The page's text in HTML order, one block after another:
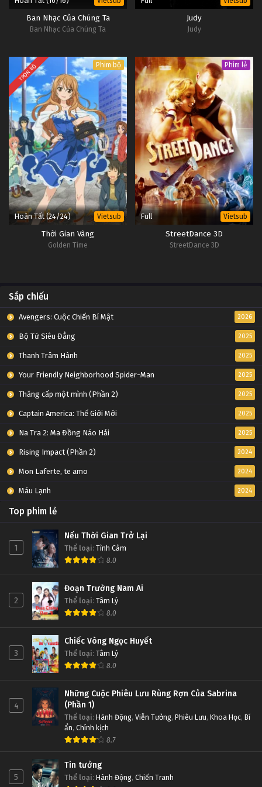
Ban Nhạc Của Chúng Ta
Ban Nhạc Của Chúng Ta
Judy
Judy
TRỌN BỘ Phim bộ
Hoàn Tất (24/24) Vietsub
Thời Gian Vàng
Golden Time
Phim lẻ
Full Vietsub
StreetDance 3D
StreetDance 3D
Sắp chiếu
Avengers: Cuộc Chiến Bí Mật 2026
Bộ Tứ Siêu Đẳng 2025
Thanh Trâm Hành 2025
Your Friendly Neighborhood Spider-Man 2025
Thăng cấp một mình (Phần 2) 2025
Captain America: Thế Giới Mới 2025
Na Tra 2: Ma Đồng Náo Hải 2025
Rising Impact (Phần 2) 2024
Mon Laferte, te amo 2024
Máu Lạnh 2024
Top phim lẻ
1
Nếu Thời Gian Trở Lại
Thể loại: Tình Cảm
8.0
2
Đoạn Trường Nam Ai
Thể loại: Tâm Lý
8.0
3
Chiếc Vòng Ngọc Huyết
Thể loại: Tâm Lý
8.0
4
Những Cuộc Phiêu Lưu Rùng Rợn Của Sabrina
(Phần 1)
Thể loại: Hành Động, Viễn Tưởng, Phiêu Lưu, Khoa Học, Bí
ẩn, Chính kịch
8.7
5
Tin tưởng
Thể loại: Hành Động, Chiến Tranh